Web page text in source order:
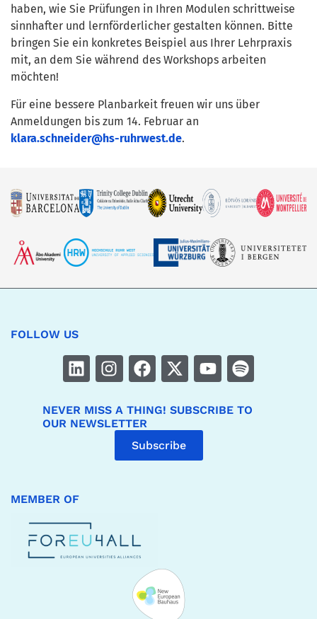
haben, wie Sie Prüfungen in Ihren Modulen schrittweise
sinnhafter und lernförderlicher gestalten können. Bitte
bringen Sie ein konkretes Beispiel aus Ihrer Lehrpraxis
mit, an dem Sie während des Workshops arbeiten
möchten!
Für eine bessere Planbarkeit freuen wir uns über
Anmeldungen bis zum 14. Februar an
klara.schneider@hs-ruhrwest.de.
FOLLOW US
NEVER MISS A THING! SUBSCRIBE TO
OUR NEWSLETTER
Subscribe
MEMBER OF